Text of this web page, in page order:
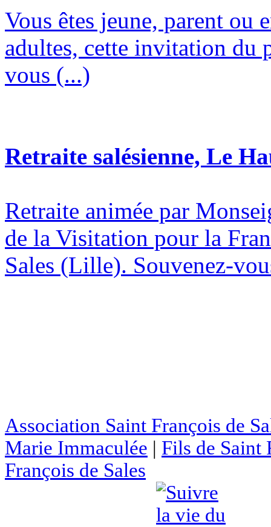
Vous êtes jeune, parent ou
adultes, cette invitation du
vous (...)
Retraite salésienne, Le
Retraite animée par
de la Visitation pour la
Sales (Lille). Souvenez-
Association Saint François de
Marie Immaculée | Fils de Saint
François de Sales